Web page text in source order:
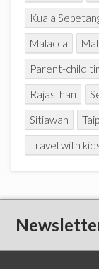
Kuala
Malacca
Parent-child
Rajasthan
Sitiawan
Travel with